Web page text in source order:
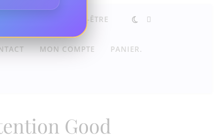
CONSEILS BIEN-ÊTRE
MON COMPTE PANIER.
Good